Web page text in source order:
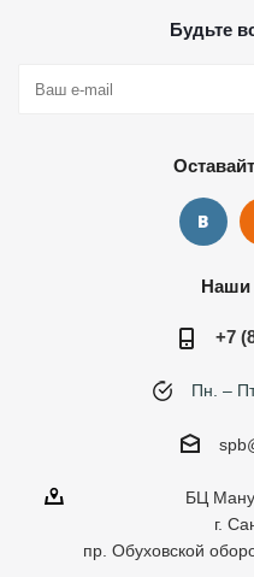
Будьте
Наши
+7
Пн. –
БЦ
г.
пр. Обуховской